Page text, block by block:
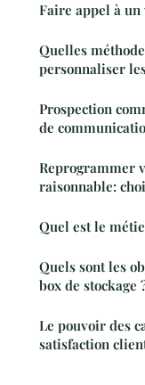
Faire appel à
Quelles
personnaliser
Prospection
de
Reprogrammer
raisonnable:
Quel est le
Quels sont les
box de stockage
Le pouvoir des
satisfaction